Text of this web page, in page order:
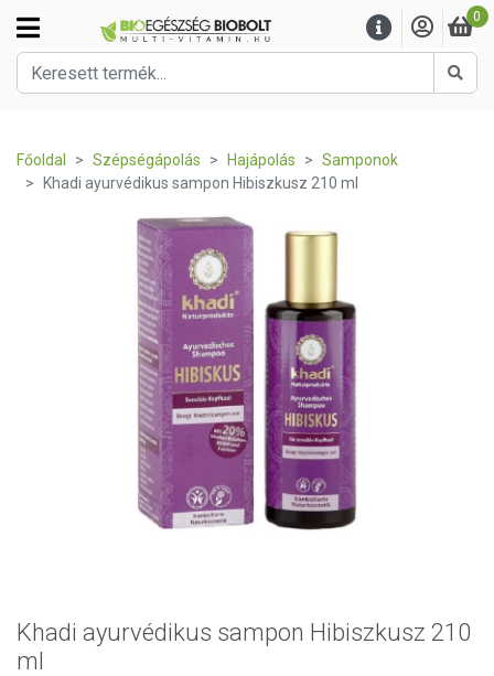
0
Főoldal Szépségápolás Hajápolás
Samponok
Khadi ayurvédikus sampon Hibiszkusz 210 ml
Khadi ayurvédikus sampon Hibiszkusz 210
ml